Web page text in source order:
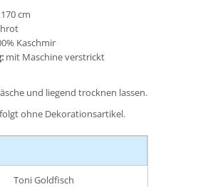
cm
Kaschmir
mit Maschine verstrickt
und liegend trocknen lassen.
ohne Dekorationsartikel.
Toni Goldfisch